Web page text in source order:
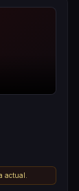
actual.